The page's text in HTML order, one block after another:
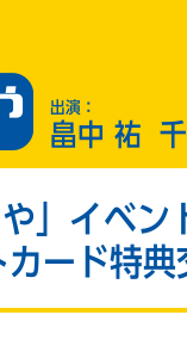
出演：
畠中 祐
や」イベ
ード特典